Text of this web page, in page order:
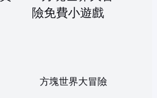
方塊世界大冒險